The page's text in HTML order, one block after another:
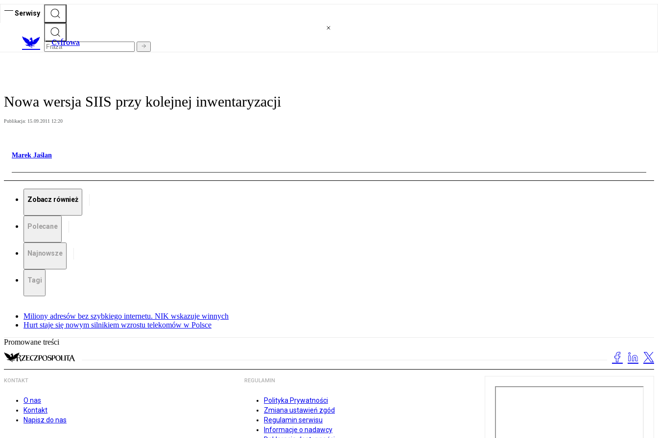
Serwisy
Cyfrowa
Nowa wersja SIIS przy kolejnej inwentaryzacji
Publikacja: 15.09.2011 12:20
Marek Jaślan
Zobacz również
Polecane
Najnowsze
Tagi
Miliony adresów bez szybkiego internetu. NIK wskazuje winnych
Hurt staje się nowym silnikiem wzrostu telekomów w Polsce
Promowane treści
KONTAKT
O nas
Kontakt
Napisz do nas
REGULAMIN
Polityka Prywatności
Zmiana ustawień zgód
Regulamin serwisu
Informacje o nadawcy